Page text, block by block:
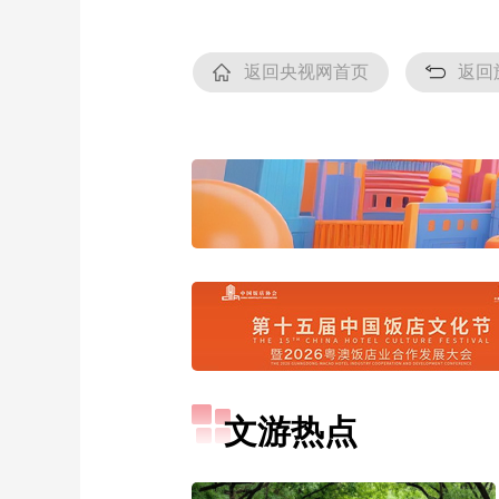
返回央视网首页 返回
文游热点